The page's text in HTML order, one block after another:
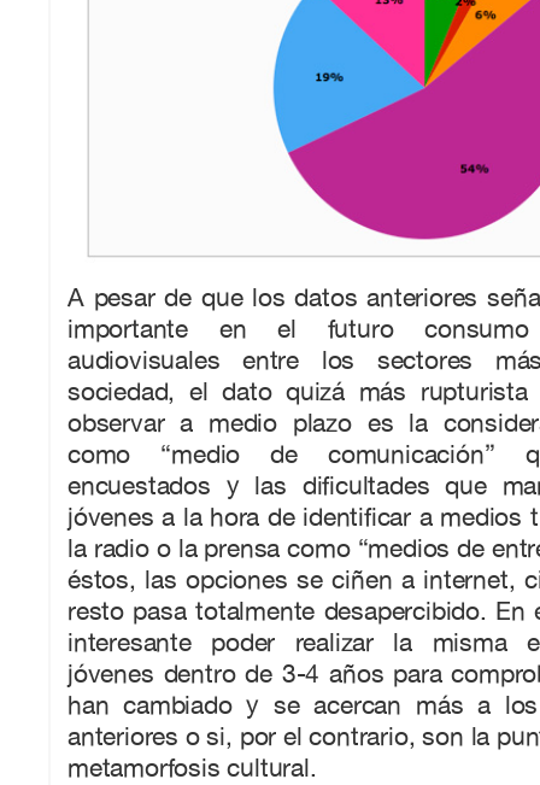
A pesar de que los datos anteriores
importante en el futuro
audiovisuales entre los sectores
sociedad, el dato quizá más
observar a medio plazo es la
como “medio de comunicación”
encuestados y las dificultades que
jóvenes a la hora de identificar a medios
la radio o la prensa como “medios de
éstos, las opciones se ciñen a internet,
resto pasa totalmente desapercibido. En
interesante poder realizar la misma
jóvenes dentro de 3-4 años para
han cambiado y se acercan más a
anteriores o si, por el contrario, son la
metamorfosis cultural.